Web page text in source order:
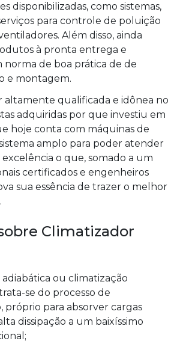
disponibilizadas, como sistemas,
para controle de poluição
Além disso, ainda
à pronta entrega e
de boa prática de de
e montagem.
altamente qualificada e idônea no
adquiridas por que investiu em
hoje conta com máquinas de
amplo para poder atender
o que, somado a um
certificados e engenheiros
sua essência de trazer o melhor
Climatizador
se do processo de
próprio para absorver cargas
dissipação a um baixíssimo